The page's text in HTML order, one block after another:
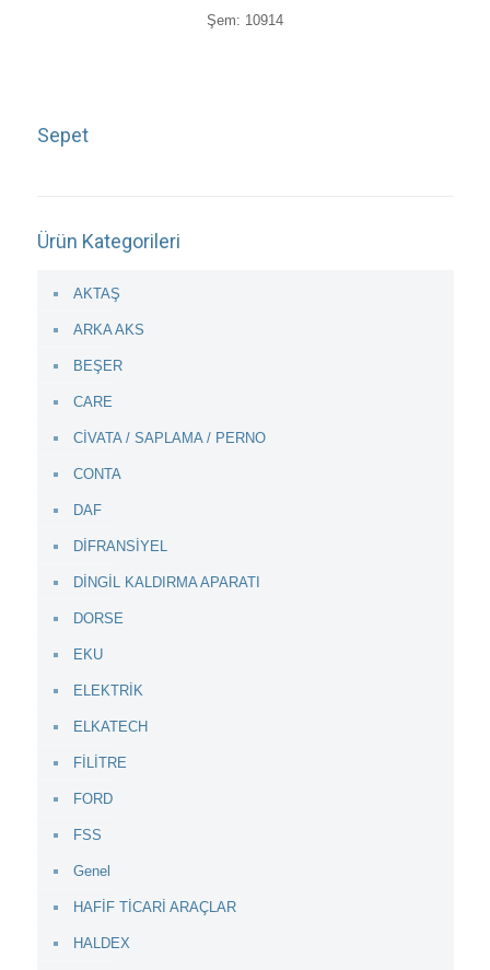
Şem: 10914
Sepet
Ürün Kategorileri
AKTAŞ
ARKA AKS
BEŞER
CARE
CİVATA / SAPLAMA / PERNO
CONTA
DAF
DİFRANSİYEL
DİNGİL KALDIRMA APARATI
DORSE
EKU
ELEKTRİK
ELKATECH
FİLİTRE
FORD
FSS
Genel
HAFİF TİCARİ ARAÇLAR
HALDEX